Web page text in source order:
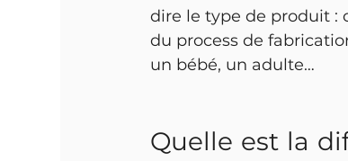
dire le type de produit :
du process de
un bébé, un adulte…
Quelle est la